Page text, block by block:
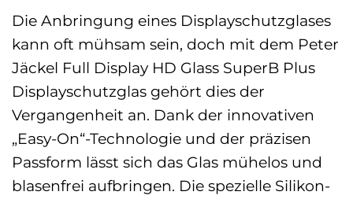
Die Anbringung eines Displayschutzglases
kann oft mühsam sein, doch mit dem Peter
Jäckel Full Display HD Glass SuperB Plus
Displayschutzglas gehört dies der
Vergangenheit an. Dank der innovativen
„Easy-On“-Technologie und der präzisen
Passform lässt sich das Glas mühelos und
blasenfrei aufbringen. Die spezielle Silikon-